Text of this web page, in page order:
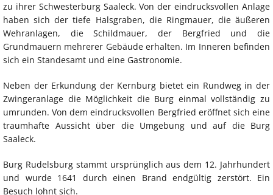
zu ihrer Schwesterburg Saaleck. Von der eindrucksvollen Anlage
haben sich der tiefe Halsgraben, die Ringmauer, die äußeren
Wehranlagen, die Schildmauer, der Bergfried und die
Grundmauern mehrerer Gebäude erhalten. Im Inneren befinden
sich ein Standesamt und eine Gastronomie.
Neben der Erkundung der Kernburg bietet ein Rundweg in der
Zwingeranlage die Möglichkeit die Burg einmal vollständig zu
umrunden. Von dem eindrucksvollen Bergfried eröffnet sich eine
traumhafte Aussicht über die Umgebung und auf die Burg
Saaleck.
Burg Rudelsburg stammt ursprünglich aus dem 12. Jahrhundert
und wurde 1641 durch einen Brand endgültig zerstört. Ein
Besuch lohnt sich.